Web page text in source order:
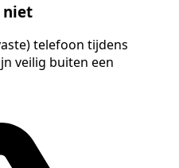
niet
telefoon tijdens
veilig buiten een